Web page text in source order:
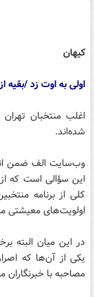
کیهان
اولی به اوت زد /بقیه
اغلب منتخبان
شده‌اند.
وب‌سایت الف ضمن
این سؤالی است که
کلی از برنامه
اولویت‌های معیشتی
در این میان البته
یکی از آن‌ها که
مصاحبه با خبرنگاران